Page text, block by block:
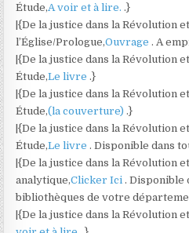
Étude,A voir et à lire..}
|{De la justice dans la Révolution
l’Église/Prologue,Ouvrage. A
|{De la justice dans la Révolution
Étude,Le livre.}
|{De la justice dans la Révolution
Étude,(la couverture).}
|{De la justice dans la Révolution
Étude,Le livre. Disponible dans
|{De la justice dans la Révolution
analytique,Clicker Ici. Disponible
bibliothèques de votre
|{De la justice dans la Révolution